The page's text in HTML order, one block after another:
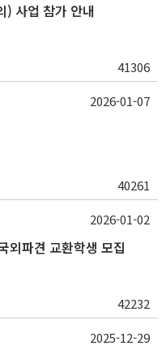
사업 참가 안내
41306
40261
2026-01-07
외파견 교환학생 모집
42232
2026-01-02
2025-12-29